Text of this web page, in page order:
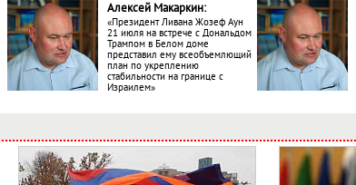
Алексей Макаркин:
«Президент Ливана Жозеф Аун
21 июля на встрече с Дональдом
Трампом в Белом доме
представил ему всеобъемлющий
план по укреплению
стабильности на границе с
Израилем»